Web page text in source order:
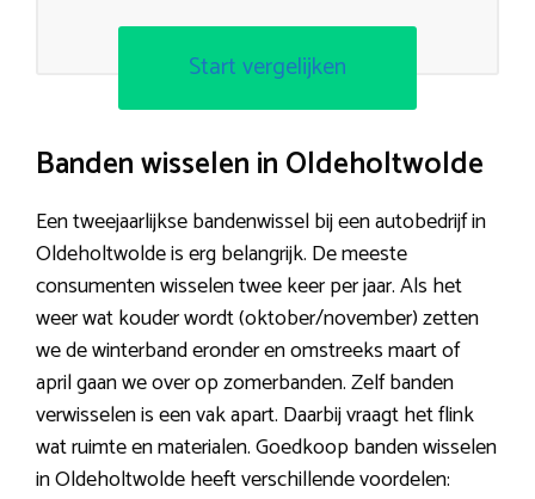
Start vergelijken
Banden wisselen in Oldeholtwolde
Een tweejaarlijkse bandenwissel bij een autobedrijf in
Oldeholtwolde is erg belangrijk. De meeste
consumenten wisselen twee keer per jaar. Als het
weer wat kouder wordt (oktober/november) zetten
we de winterband eronder en omstreeks maart of
april gaan we over op zomerbanden. Zelf banden
verwisselen is een vak apart. Daarbij vraagt het flink
wat ruimte en materialen. Goedkoop banden wisselen
in Oldeholtwolde heeft verschillende voordelen: